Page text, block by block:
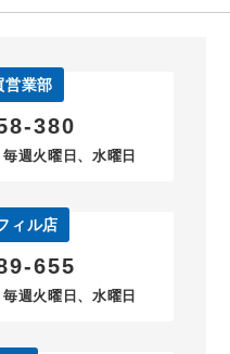
営業部
380
週火曜日、水曜日
ィル店
655
週火曜日、水曜日